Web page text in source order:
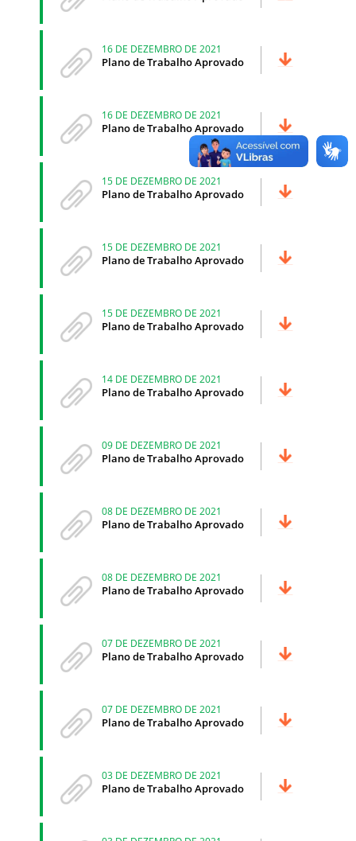
16 DE DEZEMBRO DE 2021
Plano de Trabalho Aprovado
16 DE DEZEMBRO DE 2021
Plano de Trabalho Aprovado
15 DE DEZEMBRO DE 2021
Plano de Trabalho Aprovado
15 DE DEZEMBRO DE 2021
Plano de Trabalho Aprovado
15 DE DEZEMBRO DE 2021
Plano de Trabalho Aprovado
14 DE DEZEMBRO DE 2021
Plano de Trabalho Aprovado
09 DE DEZEMBRO DE 2021
Plano de Trabalho Aprovado
08 DE DEZEMBRO DE 2021
Plano de Trabalho Aprovado
08 DE DEZEMBRO DE 2021
Plano de Trabalho Aprovado
07 DE DEZEMBRO DE 2021
Plano de Trabalho Aprovado
07 DE DEZEMBRO DE 2021
Plano de Trabalho Aprovado
03 DE DEZEMBRO DE 2021
Plano de Trabalho Aprovado